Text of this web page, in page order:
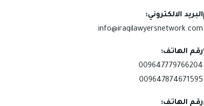
البريد الالكتروني:
info@iraqilawyersnetwork.com
رقم الهاتف:
009647779766204
009647874671595
رقم الهاتف: